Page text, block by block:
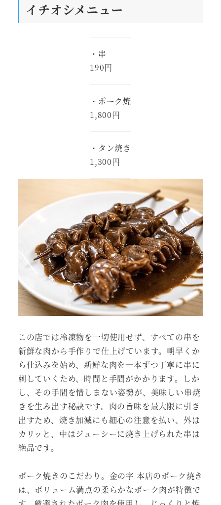
イチオシメニュー
・串
190円
・ポーク焼
1,800円
・タン焼き
1,300円
この店では冷凍物を一切使用せず、すべての串を
新鮮な肉から手作りで仕上げています。朝早くか
ら仕込みを始め、新鮮な肉を一本ずつ丁寧に串に
刺していくため、時間と手間がかかります。しか
し、その手間を惜しまない姿勢が、美味しい串焼
きを生み出す秘訣です。肉の旨味を最大限に引き
出すため、焼き加減にも細心の注意を払い、外は
カリッと、中はジューシーに焼き上げられた串は
絶品です。
ポーク焼きのこだわり。金の字 本店のポーク焼き
は、ボリューム満点の柔らかなポーク肉が特徴で